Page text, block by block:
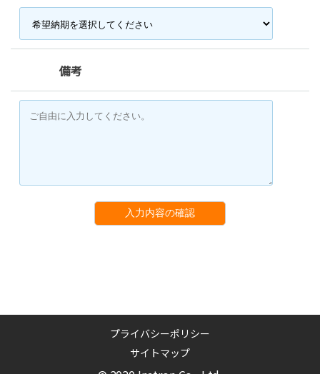
備考
入力内容の確認
プライバシーポリシー
サイトマップ